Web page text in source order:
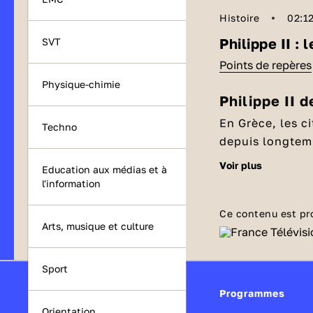
SVT
Physique-chimie
Techno
Education aux médias et à
l'information
Arts, musique et culture
Sport
Histoire 02:12
Philippe II :
Points de repères
Philippe II
En Grèce, les
depuis
riche en
leur désaccord
nombre. Ces
C’est à ce
grec mais
pouvoir central
Découvrez
voir plus
Ce contenu est
Programmes